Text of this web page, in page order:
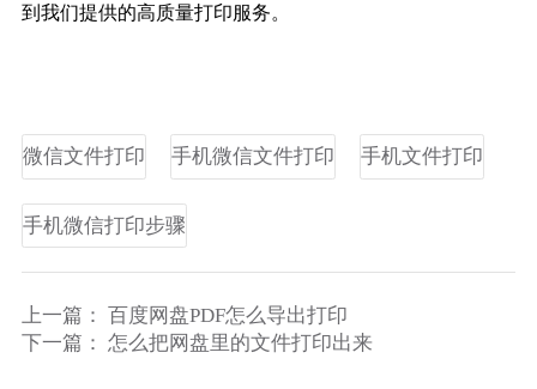
到我们提供的高质量打印服务。
微信文件打印 手机微信文件打印 手机文件打印
手机微信打印步骤
上一篇：
百度网盘PDF怎么导出打印
下一篇： 怎么把网盘里的文件打印出来